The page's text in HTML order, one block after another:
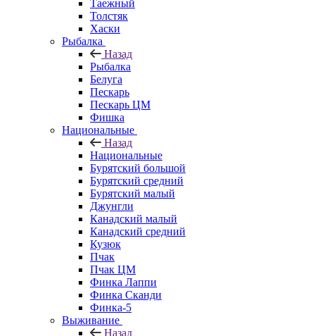
Таежный
Толстяк
Хаски
Рыбалка
Назад
Рыбалка
Белуга
Пескарь
Пескарь ЦМ
Фишка
Национальные
Назад
Национальные
Бурятский большой
Бурятский средний
Бурятский малый
Джунгли
Канадский малый
Канадский средний
Кузюк
Пчак
Пчак ЦМ
Финка Лаппи
Финка Сканди
Финка-5
Выживание
Назад